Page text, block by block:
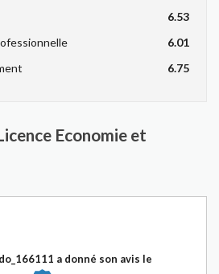
6.53
6.01
6.75
Economie et
a donné son avis le